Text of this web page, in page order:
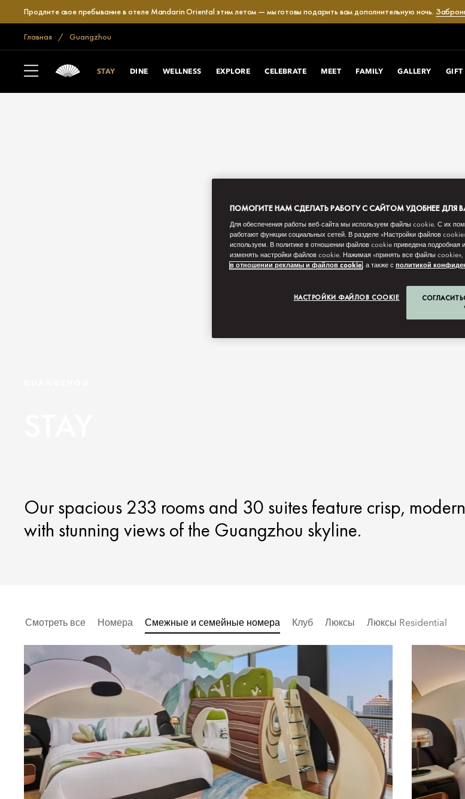
Продлите свое пребывание в отеле Mandarin Oriental этим летом — мы готовы подарить вам дополнительную ночь.
Главная Guangzhou
STAY DINE WELLNESS EXPLORE CELEBRATE MEET FAMILY GALLERY GIFT
Our spacious 233 rooms and 30 suites feature crisp,
with stunning views of the Guangzhou skyline.
Смотреть все Номера Смежные и семейные номера Клуб Люксы Люксы Residential
ПОМОГИТЕ НАМ СДЕЛАТЬ РАБОТУ С САЙТОМ УДОБНЕЕ ДЛЯ
Для обеспечения работы веб-сайта мы используем файлы cookie. С их
работают функции социальных сетей. В разделе «Настройки файлов
используем. В политике в отношении файлов cookie приведена подробная
изменять настройки файлов cookie. Нажимая «принять все файлы
в отношении рекламы и файлов cookie, а также с политикой
НАСТРОЙКИ ФАЙЛОВ COOKIE